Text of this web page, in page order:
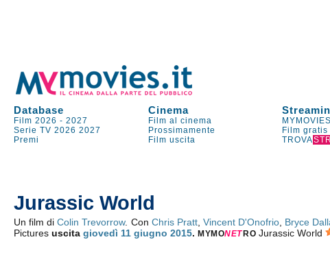
Database Cinema
Film 2026 -2027 Film al cinema MYMOVIES
Serie TV 2026 2027 Prossimamente Film
Premi
Film uscita TROVA
Jurassic World
Un film diColin Trevorrow. Con Chris Pratt, Vincent D'Onofrio, Bryce
Picturesuscitagiovedì 11 giugno 2015.MYMONET RO Jurassic World